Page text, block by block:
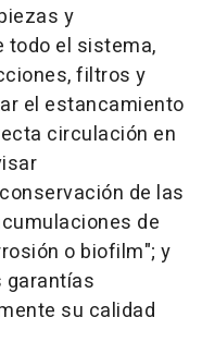
y
el sistema,
filtros y
el estancamiento
circulación en
de las
de
o biofilm"; y
garantías
su calidad